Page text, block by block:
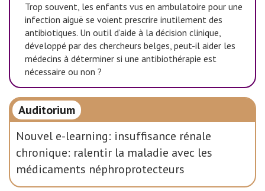
Trop souvent, les enfants vus en ambulatoire pour une
infection aiguë se voient prescrire inutilement des
antibiotiques. Un outil d’aide à la décision clinique,
développé par des chercheurs belges, peut-il aider les
médecins à déterminer si une antibiothérapie est
nécessaire ou non ?
Auditorium
Nouvel e-learning: insuffisance rénale
chronique: ralentir la maladie avec les
médicaments néphroprotecteurs